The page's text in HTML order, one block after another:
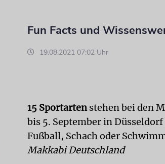
Fun Facts und
19.08.2021 07:02 Uhr
15 Sportartenstehen bei den
bis 5. September in
Fußball, Schach oder
Makkabi Deutschland